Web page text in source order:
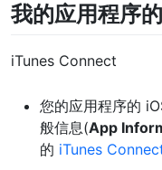
我的应用程序
iTunes Connect
您的应用程序的
般信息(App
的 iTunes